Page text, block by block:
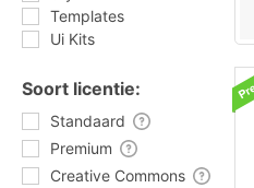
Templates
Ui Kits
Soort licentie:
Standaard
Premium
Creative Commons